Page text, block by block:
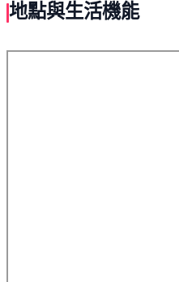
地點與生活機能